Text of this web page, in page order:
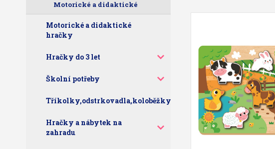
Motorické a didaktické
Motorické a didaktické
hračky
Hračky do 3 let
Školní potřeby
Tříkolky,odstrkovadla,koloběžky
Hračky a nábytek na
zahradu